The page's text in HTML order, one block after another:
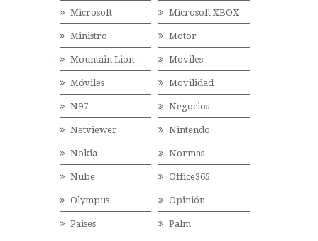
Microsoft Microsoft XBOX
Ministro Motor
Mountain Lion Moviles
Móviles Movilidad
N97 Negocios
Netviewer Nintendo
Nokia Normas
Nube Office365
Olympus Opinión
Países Palm